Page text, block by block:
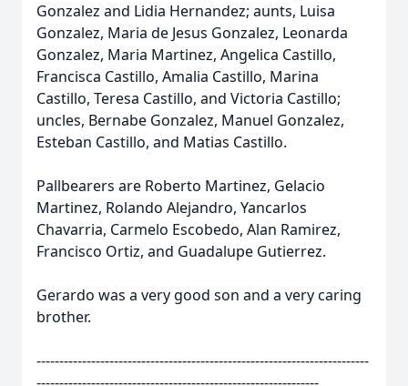
Gonzalez and Lidia Hernandez; aunts, Luisa
Gonzalez, Maria de Jesus Gonzalez, Leonarda
Gonzalez, Maria Martinez, Angelica Castillo,
Francisca Castillo, Amalia Castillo, Marina
Castillo, Teresa Castillo, and Victoria Castillo;
uncles, Bernabe Gonzalez, Manuel Gonzalez,
Esteban Castillo, and Matias Castillo.
Pallbearers are Roberto Martinez, Gelacio
Martinez, Rolando Alejandro, Yancarlos
Chavarria, Carmelo Escobedo, Alan Ramirez,
Francisco Ortiz, and Guadalupe Gutierrez.
Gerardo was a very good son and a very caring
brother.
-------------------------------------------------------------------------